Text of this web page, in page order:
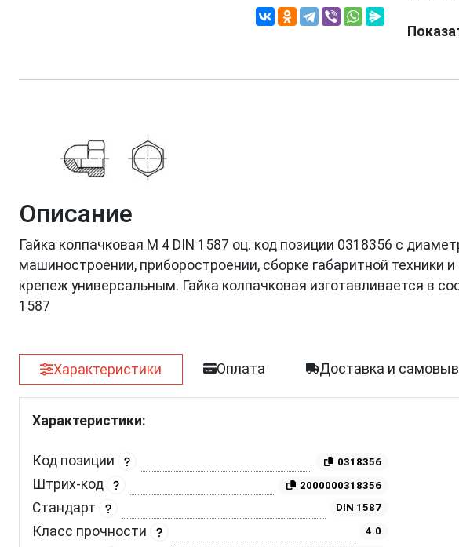
Описание
Гайка колпачковая М 4 DIN 1587 оц. код позиции 0318356 с
машиностроении, приборостроении, сборке габаритной техники
крепеж универсальным. Гайка колпачковая изготавливается в
1587
Характеристики Оплата Доставка и
Характеристики:
Код позиции 0318356
Штрих-код 2000000318356
Стандарт DIN 1587
Класс прочности 4.0